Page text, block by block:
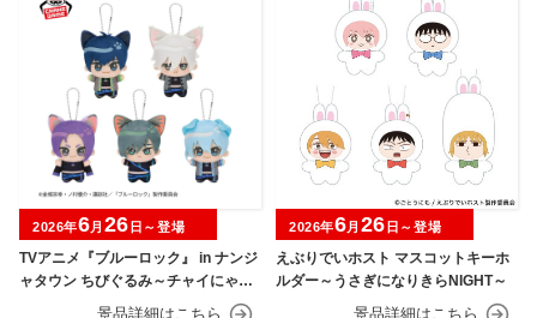
TVアニメ『ブルーロック』 in ナンジ
ャタウン ちびぐるみ～チャイにゃFe
2026年6月 26 日～登場
えぶりでいホスト マスコットキーホ
ルダー～うさぎになりきらNIGHT～
2026年6月 26 日～登場